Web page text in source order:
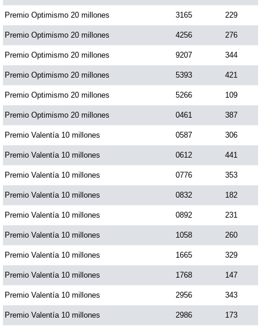
Premio Optimismo 20 millones 3165 229
Premio Optimismo 20 millones 4256 276
Premio Optimismo 20 millones 9207 344
Premio Optimismo 20 millones 5393 421
Premio Optimismo 20 millones 5266 109
Premio Optimismo 20 millones 0461 387
Premio Valentía 10 millones 0587 306
Premio Valentía 10 millones 0612 441
Premio Valentía 10 millones 0776 353
Premio Valentía 10 millones 0832 182
Premio Valentía 10 millones 0892 231
Premio Valentía 10 millones 1058 260
Premio Valentía 10 millones 1665 329
Premio Valentía 10 millones 1768 147
Premio Valentía 10 millones 2956 343
Premio Valentía 10 millones 2986 173